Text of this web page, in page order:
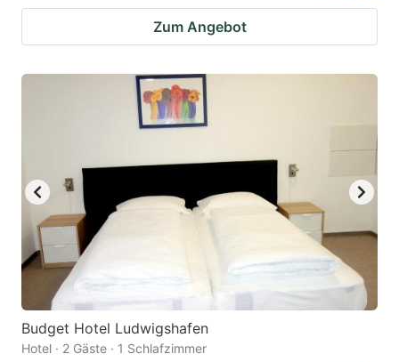
Zum Angebot
Budget Hotel Ludwigshafen
Hotel · 2 Gäste · 1 Schlafzimmer